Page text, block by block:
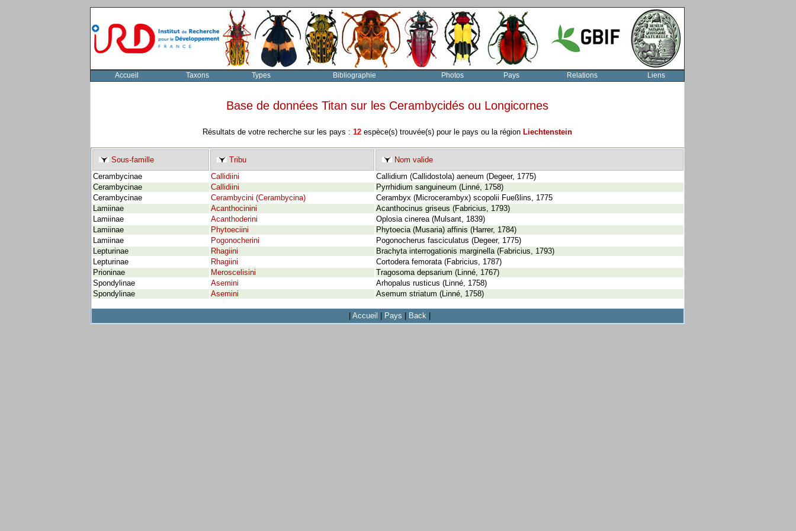
Accueil Taxons Types Bibliographie Photos Pays Relations Liens
Base de données Titan sur les Cerambycidés ou Longicornes
Résultats de votre recherche sur les pays : 12 espèce(s) trouvée(s) pour le pays ou la région Liechtenstein
Sous-famille Tribu
Nom valide
Cerambycinae
Callidiini
Callidium (Callidostola) aeneum (Degeer, 1775)
Cerambycinae
Callidiini
Pyrrhidium sanguineum (Linné, 1758)
Cerambycinae
Cerambycini (Cerambycina)
Cerambyx (Microcerambyx) scopolii Fueßlins, 1775
Lamiinae
Acanthocinini
Acanthocinus griseus (Fabricius, 1793)
Lamiinae
Acanthoderini
Oplosia cinerea (Mulsant, 1839)
Lamiinae
Phytoeciini
Phytoecia (Musaria) affinis (Harrer, 1784)
Lamiinae
Pogonocherini
Pogonocherus fasciculatus (Degeer, 1775)
Lepturinae
Rhagiini
Brachyta interrogationis marginella (Fabricius, 1793)
Lepturinae
Rhagiini
Cortodera femorata (Fabricius, 1787)
Prioninae
Meroscelisini
Tragosoma depsarium (Linné, 1767)
Spondylinae
Asemini
Arhopalus rusticus (Linné, 1758)
Spondylinae
Asemini Asemum striatum (Linné, 1758)
Accueil Pays Back